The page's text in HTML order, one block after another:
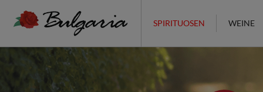
SPIRITUOSEN WEINE